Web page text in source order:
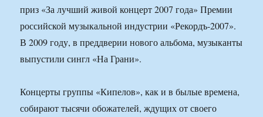
приз «За лучший живой концерт 2007 года» Премии
российской музыкальной индустрии «Рекордъ-2007».
В 2009 году, в преддверии нового альбома, музыканты
выпустили сингл «На Грани».
Концерты группы «Кипелов», как и в былые времена,
собирают тысячи обожателей, ждущих от своего